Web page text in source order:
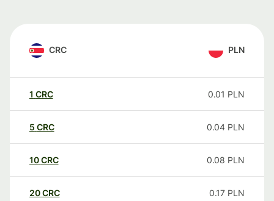
CRC PLN
1 CRC 0.01 PLN
5 CRC 0.04 PLN
10CRC 0.08 PLN
20CRC 0.17 PLN